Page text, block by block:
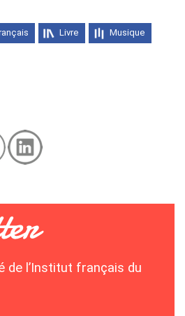
Livre Musique
de l’Institut français du